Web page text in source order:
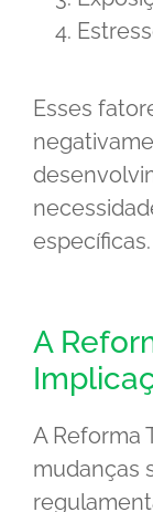
Esses
específicas.
A
A Reforma
mudanças